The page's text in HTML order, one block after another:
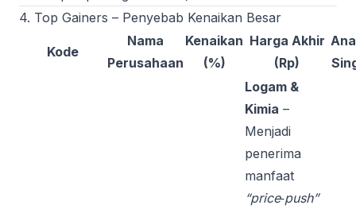
4. Top Gainers – Penyebab Kenaikan Besar
Kode
Nama
Perusahaan
Kenaikan
(%)
Harga Akhir
(Rp)
Logam &
Kimia –
Menjadi
penerima
manfaat
“price‑push”